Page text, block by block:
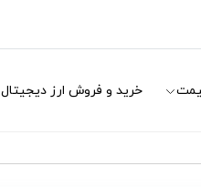
خرید و فروش ارز دیجیتال